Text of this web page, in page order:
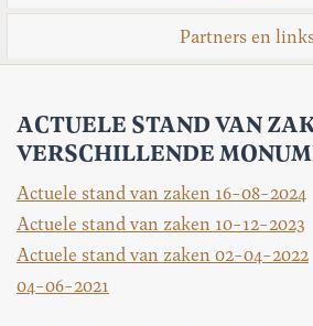
Partners en
ACTUELE STAND VAN
VERSCHILLENDE
Actuele stand van zaken 16-08-2024
Actuele stand van zaken 10-12-2023
Actuele stand van zaken 02-04-2022
04-06-2021